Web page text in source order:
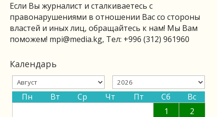
Если Вы журналист и сталкиваетесь с
правонарушениями в отношении Вас со стороны
властей и иных лиц, обращайтесь к нам! Мы Вам
поможем! mpi@media.kg, Тел: +996 (312) 961960
Календарь
Пн Вт Ср Чт Пт Сб
Вс
1
2